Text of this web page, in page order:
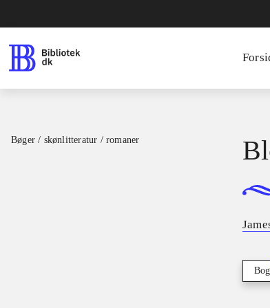
Bøger / skønlitteratur / romaner
Bog